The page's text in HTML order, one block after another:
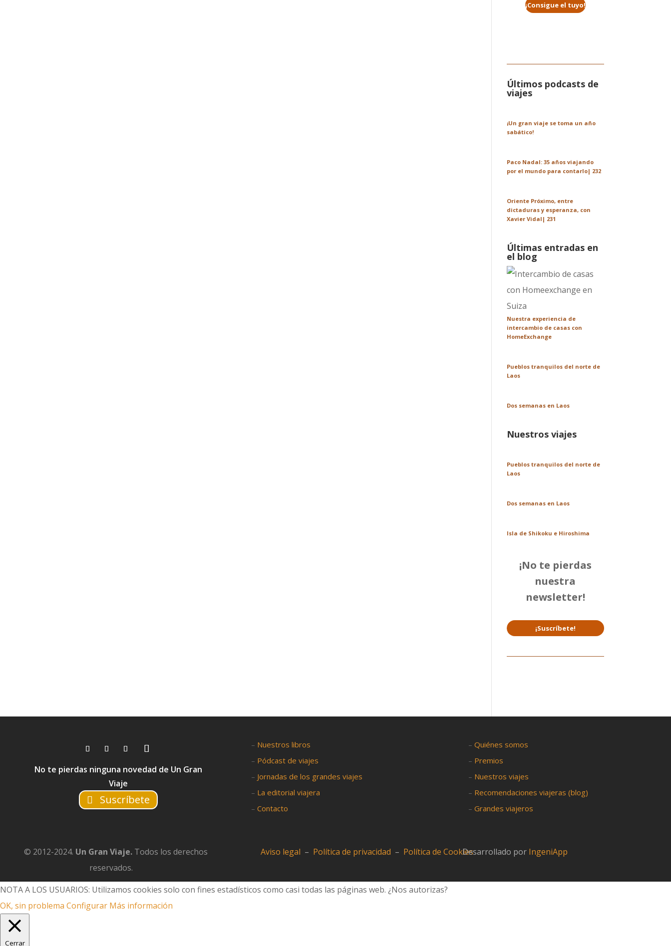
¡Consigue el tuyo!
Últimos podcasts de
viajes
¡Un gran viaje se toma un año
sabático!
Paco Nadal: 35 años viajando
por el mundo para contarlo| 232
Oriente Próximo, entre
dictaduras y esperanza, con
Xavier Vidal| 231
Últimas entradas en
el blog
Nuestra experiencia de
intercambio de casas con
HomeExchange
Pueblos tranquilos del norte de
Laos
Dos semanas en Laos
Nuestros viajes
Pueblos tranquilos del norte de
Laos
Dos semanas en Laos
Isla de Shikoku e Hiroshima
¡No te pierdas
nuestra
newsletter!
¡Suscríbete!
No te pierdas ninguna novedad de Un Gran
Viaje
Suscríbete
– Nuestros libros
– Pódcast de viajes
– Jornadas de los grandes viajes
– La editorial viajera
– Contacto
–Quiénes somos
– Premios
– Nuestros viajes
– Recomendaciones viajeras (blog)
–Grandes viajeros
© 2012-2024. Un Gran Viaje. Todos los derechos
reservados.
Aviso legal – Política de privacidad – Política de CookiesDesarrollado por IngeniApp
NOTA A LOS USUARIOS: Utilizamos cookies solo con fines estadísticos como casi todas las páginas web. ¿Nos autorizas?
OK, sin problema Configurar Más información
Cerrar